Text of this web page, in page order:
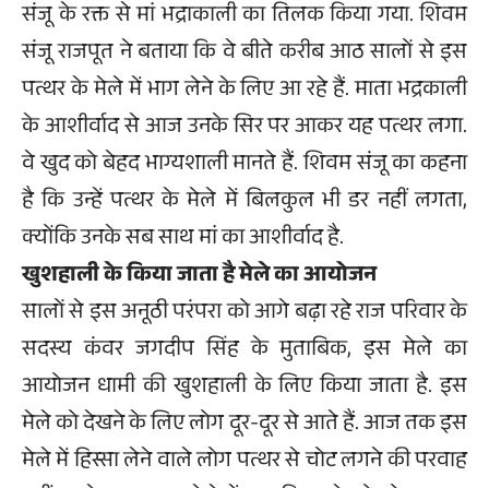
संजू के रक्त से मां भद्राकाली का तिलक किया गया. शिवम
संजू राजपूत ने बताया कि वे बीते करीब आठ सालों से इस
पत्थर के मेले में भाग लेने के लिए आ रहे हैं. माता भद्रकाली
के आशीर्वाद से आज उनके सिर पर आकर यह पत्थर लगा.
वे खुद को बेहद भाग्यशाली मानते हैं. शिवम संजू का कहना
है कि उन्हें पत्थर के मेले में बिलकुल भी डर नहीं लगता,
क्योंकि उनके सब साथ मां का आशीर्वाद है.
खुशहाली के किया जाता है मेले का आयोजन
सालों से इस अनूठी परंपरा को आगे बढ़ा रहे राज परिवार के
सदस्य कंवर जगदीप सिंह के मुताबिक, इस मेले का
आयोजन धामी की खुशहाली के लिए किया जाता है. इस
मेले को देखने के लिए लोग दूर-दूर से आते हैं. आज तक इस
मेले में हिस्सा लेने वाले लोग पत्थर से चोट लगने की परवाह